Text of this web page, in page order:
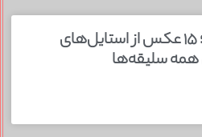
سرهمی شیک جذاب؛ ۱۵ عکس از استایل‌های
سلیقه‌ها